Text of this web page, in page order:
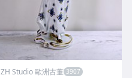
ZH Studio 歐洲古董